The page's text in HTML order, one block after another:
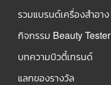
รวมแบรนด์เครื่องสำอาง
กิจกรรม Beauty Tester
บทความบิวตี้เทรนด์
แลกของรางวัล